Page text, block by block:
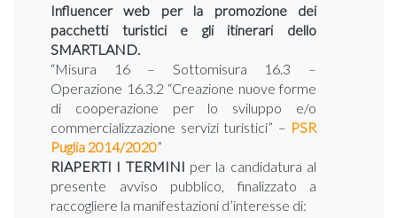
Influencer web per la promozione dei
pacchetti turistici e gli itinerari dello
SMARTLAND.
“Misura 16 – Sottomisura 16.3 –
Operazione 16.3.2 “Creazione nuove forme
di cooperazione per lo sviluppo e/o
commercializzazione servizi turistici” – PSR
Puglia 2014/2020”
RIAPERTI I TERMINI per la candidatura al
presente avviso pubblico, finalizzato a
raccogliere la manifestazioni d’interesse di: